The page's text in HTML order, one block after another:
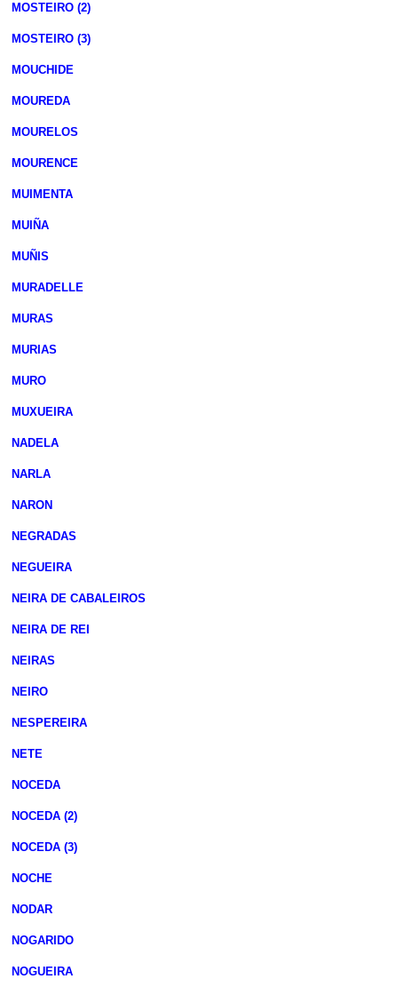
MOSTEIRO (2)
MOSTEIRO (3)
MOUCHIDE
MOUREDA
MOURELOS
MOURENCE
MUIMENTA
MUIÑA
MUÑIS
MURADELLE
MURAS
MURIAS
MURO
MUXUEIRA
NADELA
NARLA
NARON
NEGRADAS
NEGUEIRA
NEIRA DE CABALEIROS
NEIRA DE REI
NEIRAS
NEIRO
NESPEREIRA
NETE
NOCEDA
NOCEDA (2)
NOCEDA (3)
NOCHE
NODAR
NOGARIDO
NOGUEIRA